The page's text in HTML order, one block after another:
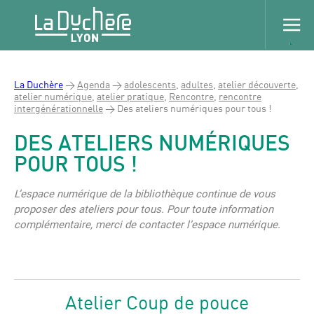
La Duchère>Agenda >adolescents adultes atelier découverte
atelier numérique atelier pratique Rencontre rencontre
intergénérationnelle> Des ateliers numériques pour tous !
DES ATELIERS NUMÉRIQUES
POUR TOUS !
L’espace numérique de la bibliothèque continue de vous
proposer des ateliers pour tous. Pour toute information
complémentaire, merci de contacter l’espace numérique.
Atelier Coup de pouce